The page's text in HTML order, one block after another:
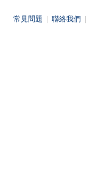
常見問題 聯絡我們